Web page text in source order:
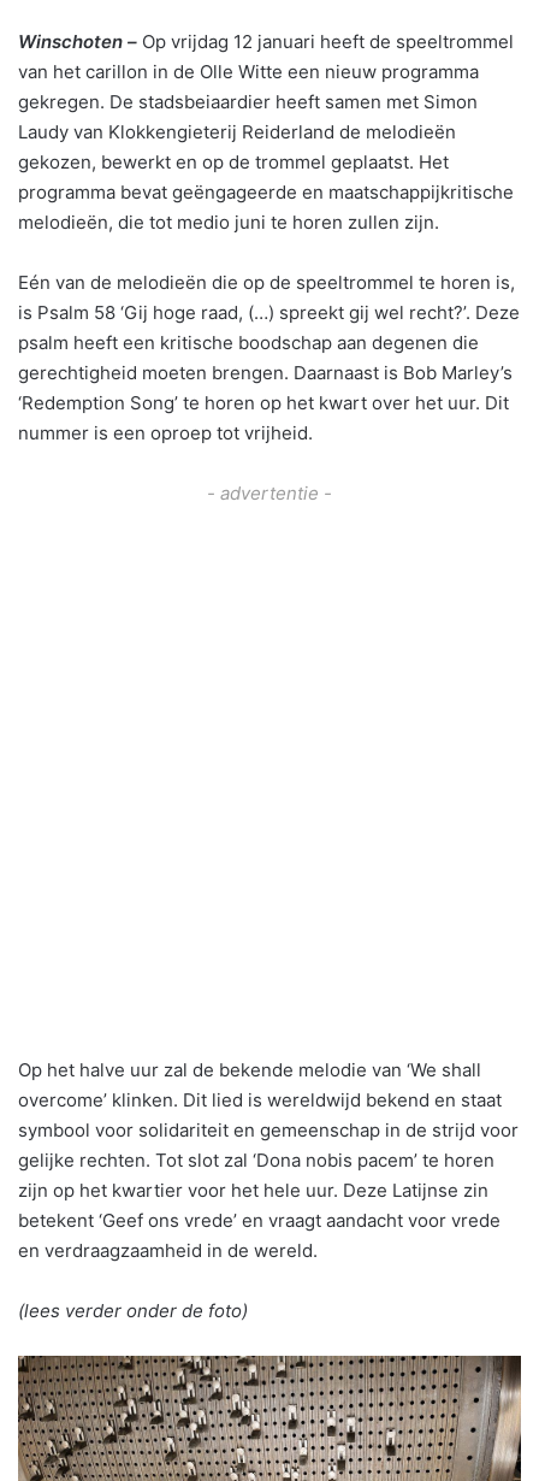
Winschoten – Op vrijdag 12 januari heeft de speeltrommel
van het carillon in de Olle Witte een nieuw programma
gekregen. De stadsbeiaardier heeft samen met Simon
Laudy van Klokkengieterij Reiderland de melodieën
gekozen, bewerkt en op de trommel geplaatst. Het
programma bevat geëngageerde en maatschappijkritische
melodieën, die tot medio juni te horen zullen zijn.
Eén van de melodieën die op de speeltrommel te horen is,
is Psalm 58 ‘Gij hoge raad, (…) spreekt gij wel recht?’. Deze
psalm heeft een kritische boodschap aan degenen die
gerechtigheid moeten brengen. Daarnaast is Bob Marley’s
‘Redemption Song’ te horen op het kwart over het uur. Dit
nummer is een oproep tot vrijheid.
- advertentie -
Op het halve uur zal de bekende melodie van ‘We shall
overcome’ klinken. Dit lied is wereldwijd bekend en staat
symbool voor solidariteit en gemeenschap in de strijd voor
gelijke rechten. Tot slot zal ‘Dona nobis pacem’ te horen
zijn op het kwartier voor het hele uur. Deze Latijnse zin
betekent ‘Geef ons vrede’ en vraagt aandacht voor vrede
en verdraagzaamheid in de wereld.
(lees verder onder de foto)